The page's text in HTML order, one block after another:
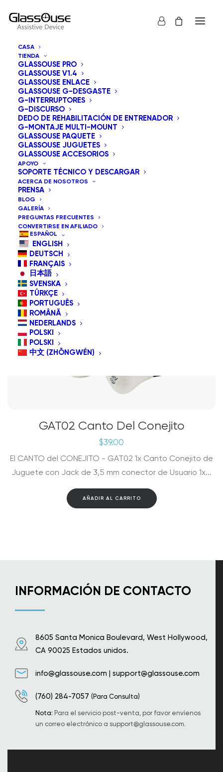
CASA
TIENDA
GLASSOUSE PRO
GLASSOUSE V1.4
GLASSOUSE ENLACE
GLASSOUSE G-DESGASTE
G-INTERRUPTORES
G-DISCURSO
DEDO DE REHABILITACIÓN DE ENTRENADOR
G-MONTAJE MULTI-MOUNT
GLASSOUSE PAQUETE
GLASSOUSE JUGUETES
GLASSOUSE ACCESORIOS
APOYO
SOPORTE TÉCNICO Y DESCARGAR
ACERCA DE NOSOTROS
PRENSA
BLOG
GALERÍA
PREGUNTAS FRECUENTES
CONVERTIRSE EN AFILIADO
ESPAÑOL
ENGLISH
DEUTSCH
FRANÇAIS
日本語
SVENSKA
TÜRKÇE
PORTUGUÊS
ROMÂNĂ
NEDERLANDS
POLSKI
POLSKI
中文 (ZHŌNGWÉN)
Mostrar todos los
Ordenar por los últimos
Orden predeterminado
Ordenar por popularidad
Ordenar por precio: alto a bajo
GAT02 Canto Del Conejito
$39.00
El CANTO del CONEJITO - GAT02 1x Canto Conejito de
Juguete con Jack de 3,5 mm conector de Usuario 1x...
AÑADIR AL CARRITO
INFORMACIÓN DE CONTACTO
8605 Santa Monica Boulevard, West Hollywood,
CA 90025 Estados unidos.
info@glassouse.com | support@glassouse.com
(760) 284-7057 (Para Consulta)
Nota: Para el servicio post-venta, por favor envíenos
un correo electrónico a support@glassouse.com.